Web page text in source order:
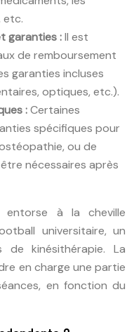
etc.
garanties :Il est
de remboursement
garanties incluses
optiques, etc.).
:Certaines
spécifiques pour
ou de
nécessaires après
entorse à la cheville
universitaire, un
kinésithérapie. La
en charge une partie
en fonction du